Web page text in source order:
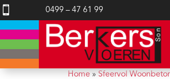
 0499 – 47 61 99
Home » Sfeervol